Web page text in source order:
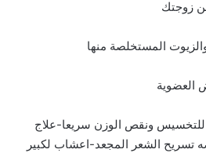
العضوية
ونقص الوزن سريعا-علاج
تسريح الشعر المجعد-اعشاب لكبير